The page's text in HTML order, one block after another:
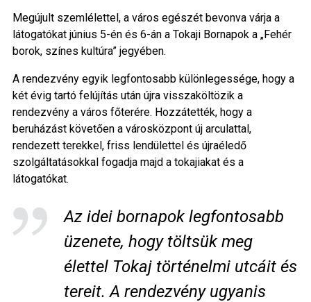
Megújult szemlélettel, a város egészét bevonva várja a
látogatókat június 5-én és 6-án a Tokaji Bornapok a „Fehér
borok, színes kultúra” jegyében.
A rendezvény egyik legfontosabb különlegessége, hogy a
két évig tartó felújítás után újra visszaköltözik a
rendezvény a város főterére. Hozzátették, hogy a
beruházást követően a városközpont új arculattal,
rendezett terekkel, friss lendülettel és újraéledő
szolgáltatásokkal fogadja majd a tokajiakat és a
látogatókat.
Az idei bornapok legfontosabb
üzenete, hogy töltsük meg
élettel Tokaj történelmi utcáit és
tereit. A rendezvény ugyanis